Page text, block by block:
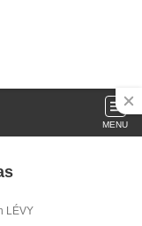
MENU
LÉVY